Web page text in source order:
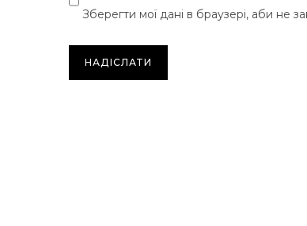
Зберегти мої дані в браузері, аби не